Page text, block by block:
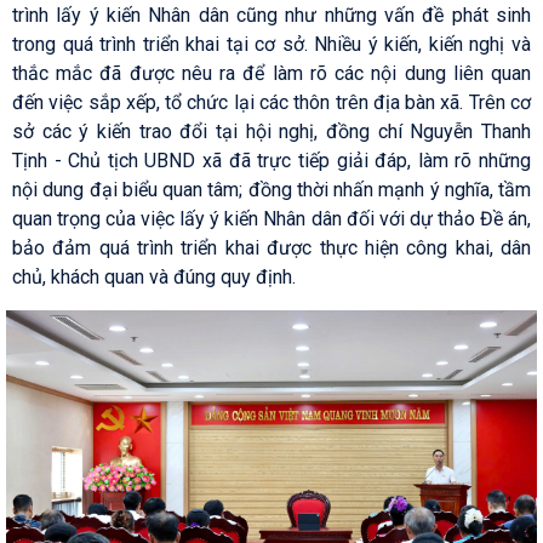
trình lấy ý kiến Nhân dân cũng như những vấn đề phát sinh
trong quá trình triển khai tại cơ sở. Nhiều ý kiến, kiến nghị và
thắc mắc đã được nêu ra để làm rõ các nội dung liên quan
đến việc sắp xếp, tổ chức lại các thôn trên địa bàn xã. Trên cơ
sở các ý kiến trao đổi tại hội nghị, đồng chí Nguyễn Thanh
Tịnh - Chủ tịch UBND xã đã trực tiếp giải đáp, làm rõ những
nội dung đại biểu quan tâm; đồng thời nhấn mạnh ý nghĩa, tầm
quan trọng của việc lấy ý kiến Nhân dân đối với dự thảo Đề án,
bảo đảm quá trình triển khai được thực hiện công khai, dân
chủ, khách quan và đúng quy định.